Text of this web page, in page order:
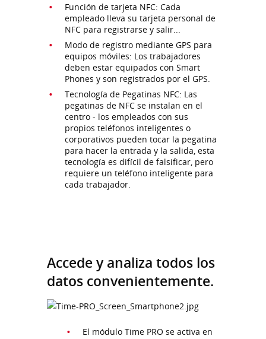
Función de tarjeta NFC: Cada
empleado lleva su tarjeta personal de
NFC para registrarse y salir...
Modo de registro mediante GPS para
equipos móviles: Los trabajadores
deben estar equipados con Smart
Phones y son registrados por el GPS.
Tecnología de Pegatinas NFC: Las
pegatinas de NFC se instalan en el
centro - los empleados con sus
propios teléfonos inteligentes o
corporativos pueden tocar la pegatina
para hacer la entrada y la salida, esta
tecnología es difícil de falsificar, pero
requiere un teléfono inteligente para
cada trabajador.
Accede y analiza todos los
datos convenientemente.
El módulo Time PRO se activa en